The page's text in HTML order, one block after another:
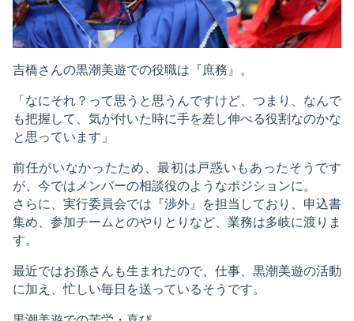
吉橋さんの黒潮美遊での役職は『庶務』。
「なにそれ？って思うと思うんですけど、つまり、なんで
も把握して、気が付いた時に手を差し伸べる役割なのかな
と思っています」
前任がいなかったため、最初は戸惑いもあったそうです
が、今ではメンバーの相談役のようなポジションに。
さらに、実行委員会では『渉外』を担当しており、申込書
集め、参加チームとのやりとりなど、業務は多岐に渡りま
す。
最近ではお孫さんも生まれたので、仕事、黒潮美遊の活動
に加え、忙しい毎日を送っているそうです。